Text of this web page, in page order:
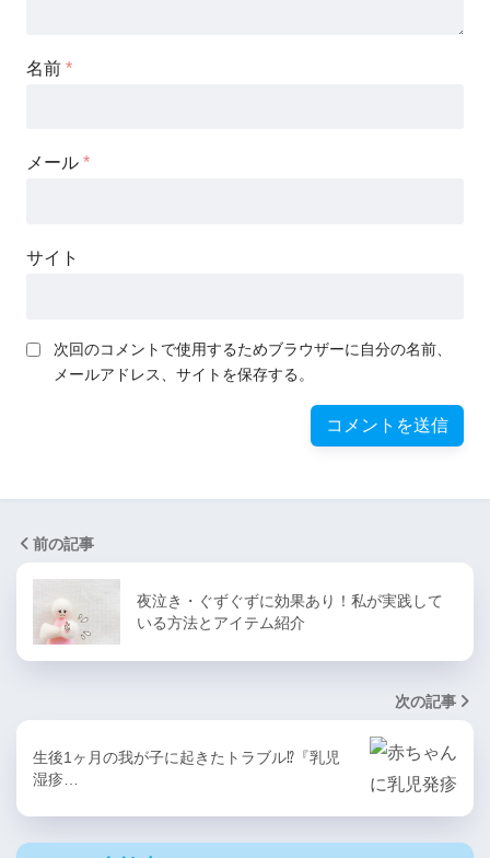
名前 *
メール *
サイト
次回のコメントで使用するためブラウザーに自分の名前、
メールアドレス、サイトを保存する。
前の記事
夜泣き・ぐずぐずに効果あり！私が実践して
いる方法とアイテム紹介
次の記事
生後1ヶ月の我が子に起きたトラブル⁉︎『乳児
湿疹…